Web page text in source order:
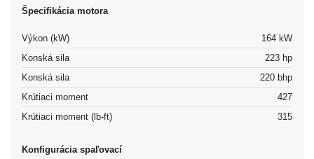
Špecifikácia motora
Výkon (kW)
164 kW
Konská sila
223 hp
Konská sila
220 bhp
Krútiaci moment
427
Krútiaci moment (lb-ft)
315
Konfigurácia spaľovací